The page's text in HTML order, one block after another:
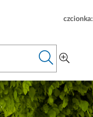
czcionka: